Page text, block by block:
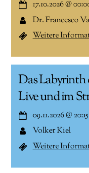
17.10.2026@
Dr. Francesco
Weitere
Das Labyrinth
Live und im
09.11.2026@20:15
Volker Kiel
Weitere